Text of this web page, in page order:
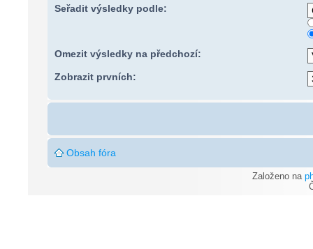
Seřadit výsledky podle:
Omezit výsledky na předchozí:
Zobrazit prvních:
Obsah fóra
Založeno na